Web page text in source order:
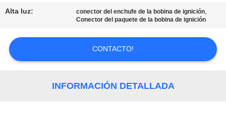
CONTACTO
PIDA
Alta luz: conector del enchufe de la bobina de ignición,
Conector del paquete de la bobina de ignición
CONTACTO!
INFORMACIÓN DETALLADA